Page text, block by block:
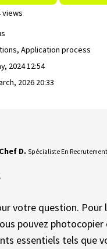
views
Application process
2024 12:54
2026 20:33
D. Spécialiste En Recrutement
votre question. Pour
pouvez
essentiels tels que